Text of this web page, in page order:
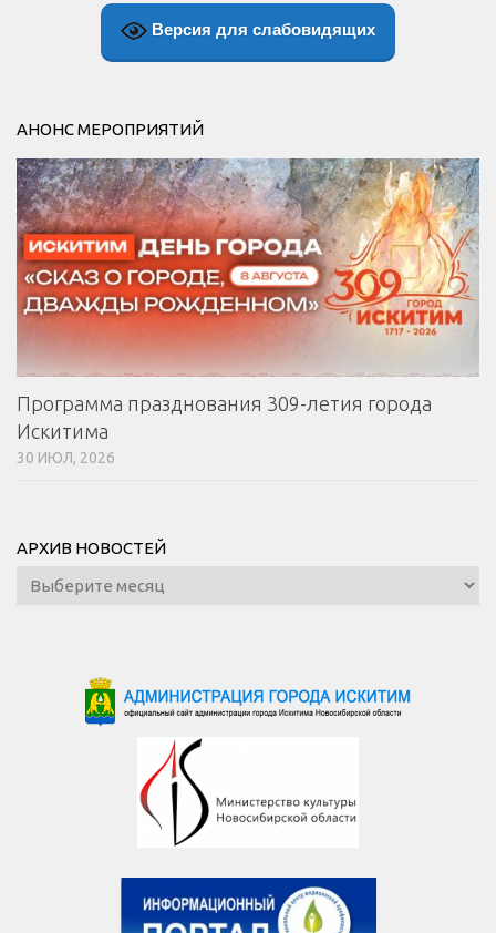
Версия для слабовидящих
АНОНС МЕРОПРИЯТИЙ
Программа празднования 309-летия города
Искитима
30 ИЮЛ, 2026
АРХИВ НОВОСТЕЙ
Архив
новостей